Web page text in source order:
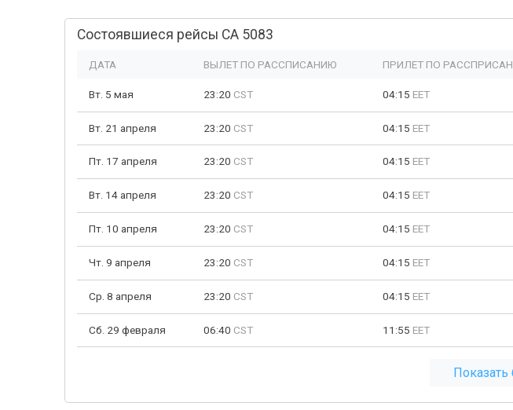
Состоявшиеся рейсы CA 5083
ДАТА ВЫЛЕТ ПО РАССПИСАНИЮ ПРИЛЕТ ПО
Вт. 5 мая 23:20 CST 04:15 EET
Вт. 21 апреля 23:20 CST 04:15 EET
Пт. 17 апреля 23:20 CST 04:15 EET
Вт. 14 апреля 23:20 CST 04:15 EET
Пт. 10 апреля 23:20 CST 04:15 EET
Чт. 9 апреля 23:20 CST 04:15 EET
Ср. 8 апреля 23:20 CST 04:15 EET
Сб. 29 февраля 06:40 CST 11:55 EET